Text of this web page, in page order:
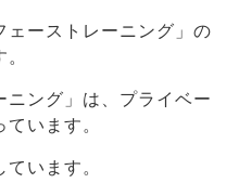
ェーストレーニング」の
ニング」は、プライベー
います。
います。